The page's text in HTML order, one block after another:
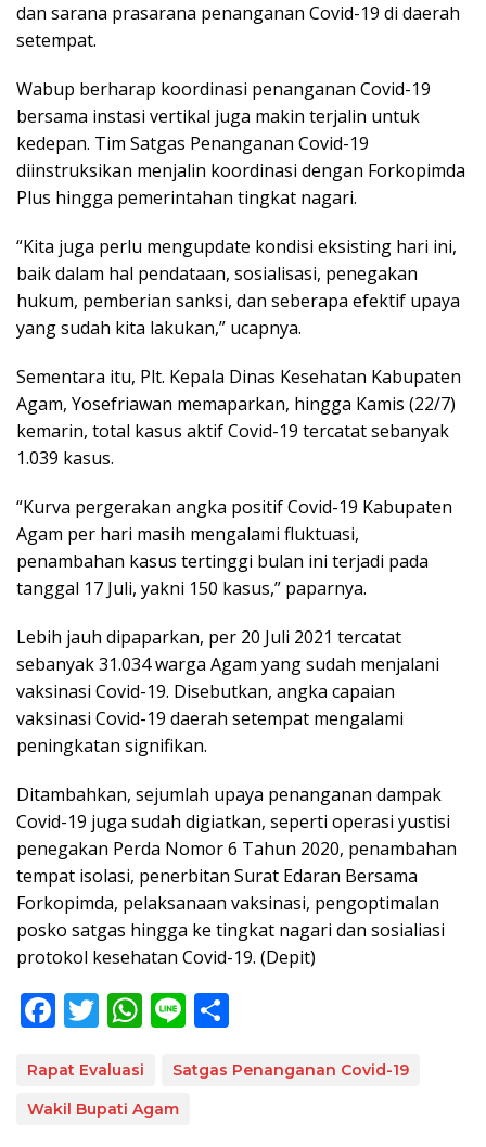
dan sarana prasarana penanganan Covid-19 di daerah
setempat.
Wabup berharap koordinasi penanganan Covid-19
bersama instasi vertikal juga makin terjalin untuk
kedepan. Tim Satgas Penanganan Covid-19
diinstruksikan menjalin koordinasi dengan Forkopimda
Plus hingga pemerintahan tingkat nagari.
“Kita juga perlu mengupdate kondisi eksisting hari ini,
baik dalam hal pendataan, sosialisasi, penegakan
hukum, pemberian sanksi, dan seberapa efektif upaya
yang sudah kita lakukan,” ucapnya.
Sementara itu, Plt. Kepala Dinas Kesehatan Kabupaten
Agam, Yosefriawan memaparkan, hingga Kamis (22/7)
kemarin, total kasus aktif Covid-19 tercatat sebanyak
1.039 kasus.
“Kurva pergerakan angka positif Covid-19 Kabupaten
Agam per hari masih mengalami fluktuasi,
penambahan kasus tertinggi bulan ini terjadi pada
tanggal 17 Juli, yakni 150 kasus,” paparnya.
Lebih jauh dipaparkan, per 20 Juli 2021 tercatat
sebanyak 31.034 warga Agam yang sudah menjalani
vaksinasi Covid-19. Disebutkan, angka capaian
vaksinasi Covid-19 daerah setempat mengalami
peningkatan signifikan.
Ditambahkan, sejumlah upaya penanganan dampak
Covid-19 juga sudah digiatkan, seperti operasi yustisi
penegakan Perda Nomor 6 Tahun 2020, penambahan
tempat isolasi, penerbitan Surat Edaran Bersama
Forkopimda, pelaksanaan vaksinasi, pengoptimalan
posko satgas hingga ke tingkat nagari dan sosialiasi
protokol kesehatan Covid-19. (Depit)
F
e
b
T
itt
er
W
at
s
Li
e ar
Rapat Evaluasi
Satgas Penanganan Covid-19
Wakil Bupati Agam